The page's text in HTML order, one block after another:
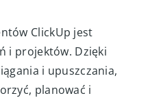
ClickUp jest
i projektów. Dzięki
i upuszczania,
planować i